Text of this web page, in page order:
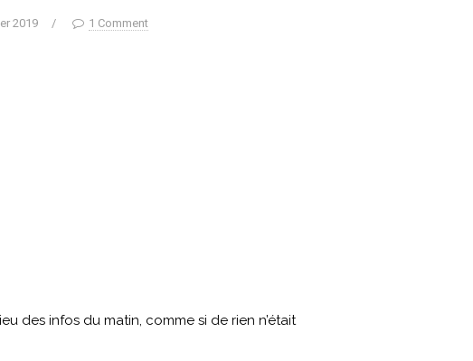
2019 / 1 Comment
des infos du matin, comme si de rien n’était